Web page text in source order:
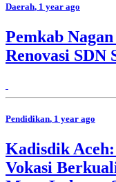
Daerah, 1 year ago
Pemkab
Renovasi SDN
Pendidikan, 1 year ago
Kadisdik
Vokasi